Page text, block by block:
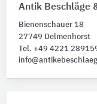
Antik Beschläge
Bienenschauer 18
27749 Delmenhorst
Tel. +49 4221